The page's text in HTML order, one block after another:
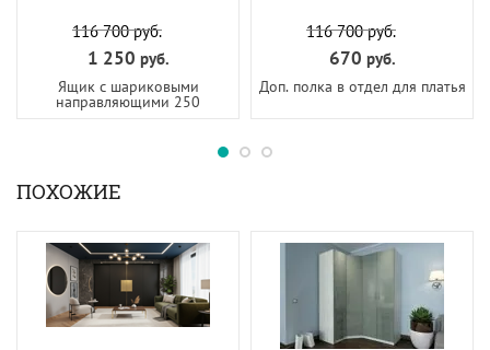
116 700руб.
1 250 руб.
Ящик с шариковыми
направляющими 250
116 700руб.
670 руб.
Доп. полка в отдел для платья
ПОХОЖИЕ